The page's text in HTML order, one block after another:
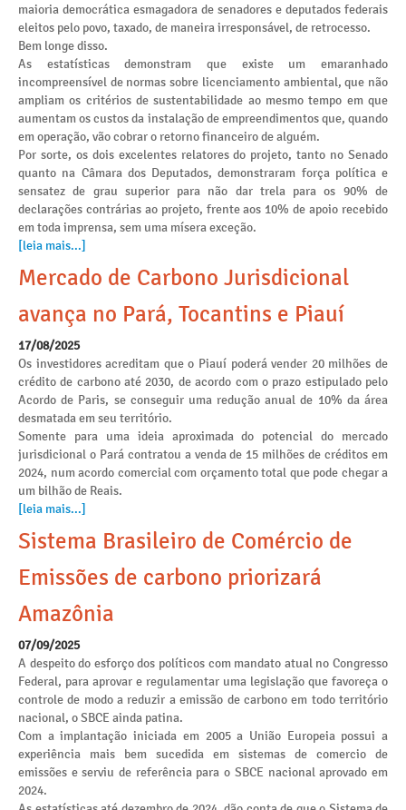
maioria democrática esmagadora de senadores e deputados federais
eleitos pelo povo, taxado, de maneira irresponsável, de retrocesso.
Bem longe disso.
As estatísticas demonstram que existe um emaranhado
incompreensível de normas sobre licenciamento ambiental, que não
ampliam os critérios de sustentabilidade ao mesmo tempo em que
aumentam os custos da instalação de empreendimentos que, quando
em operação, vão cobrar o retorno financeiro de alguém.
Por sorte, os dois excelentes relatores do projeto, tanto no Senado
quanto na Câmara dos Deputados, demonstraram força política e
sensatez de grau superior para não dar trela para os 90% de
declarações contrárias ao projeto, frente aos 10% de apoio recebido
em toda imprensa, sem uma mísera exceção.
[leia mais...]
Mercado de Carbono Jurisdicional
avança no Pará, Tocantins e Piauí
17/08/2025
Os investidores acreditam que o Piauí poderá vender 20 milhões de
crédito de carbono até 2030, de acordo com o prazo estipulado pelo
Acordo de Paris, se conseguir uma redução anual de 10% da área
desmatada em seu território.
Somente para uma ideia aproximada do potencial do mercado
jurisdicional o Pará contratou a venda de 15 milhões de créditos em
2024, num acordo comercial com orçamento total que pode chegar a
um bilhão de Reais.
[leia mais...]
Sistema Brasileiro de Comércio de
Emissões de carbono priorizará
Amazônia
07/09/2025
A despeito do esforço dos políticos com mandato atual no Congresso
Federal, para aprovar e regulamentar uma legislação que favoreça o
controle de modo a reduzir a emissão de carbono em todo território
nacional, o SBCE ainda patina.
Com a implantação iniciada em 2005 a União Europeia possui a
experiência mais bem sucedida em sistemas de comercio de
emissões e serviu de referência para o SBCE nacional aprovado em
2024.